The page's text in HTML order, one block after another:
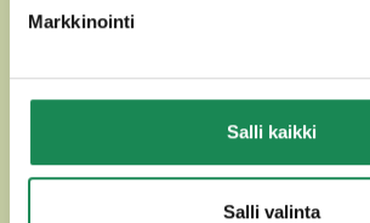
Markkinointi
Salli kaikki
Salli valinta